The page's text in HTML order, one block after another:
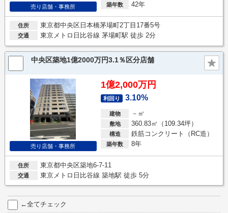
売り店舗・事務所 築年数 42年
住所 東京都中央区日本橋茅場町2丁目17番5号
交通 東京メトロ日比谷線 茅場町駅 徒歩 2分
中央区築地1億2000万円3.1％区分店舗
売り店舗・事務所
1億2,000万円
利回り 3.10%
建物 －㎡
敷地 360.83㎡（109.34坪）
構造 鉄筋コンクリート（RC造）
築年数 8年
住所 東京都中央区築地6-7-11
交通 東京メトロ日比谷線 築地駅 徒歩 5分
←全てチェック